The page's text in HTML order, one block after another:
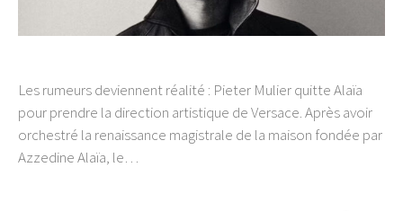
Les rumeurs deviennent réalité : Pieter Mulier quitte Alaïa
pour prendre la direction artistique de Versace. Après avoir
orchestré la renaissance magistrale de la maison fondée par
Azzedine Alaïa, le…